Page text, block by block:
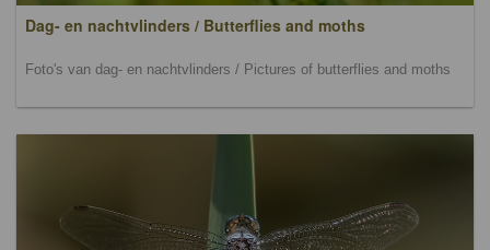
Dag- en nachtvlinders / Butterflies and moths
Foto's van dag- en nachtvlinders / Pictures of butterflies and moths